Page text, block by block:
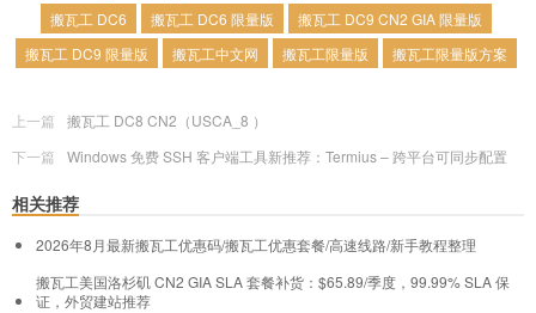
搬瓦工 DC6
搬瓦工 DC6 限量版
搬瓦工 DC9 CN2 GIA 限量版
搬瓦工 DC9 限量版
搬瓦工中文网 搬瓦工限量版 搬瓦工限量版方案
上一篇
搬瓦工 DC8 CN2（USCA_8 ）
下一篇
Windows 免费 SSH 客户端工具新推荐：Termius – 跨平台可同步配置
相关推荐
2026年8月最新搬瓦工优惠码/搬瓦工优惠套餐/高速线路/新手教程整理
搬瓦工美国洛杉矶 CN2 GIA SLA 套餐补货：$65.89/季度，99.99% SLA 保
证，外贸建站推荐